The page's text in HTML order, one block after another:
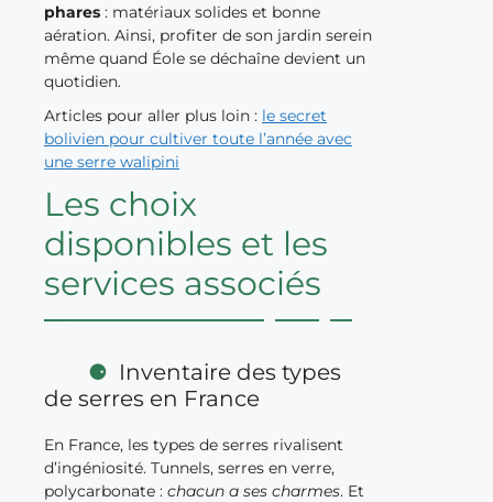
phares : matériaux solides et bonne
aération. Ainsi, profiter de son jardin serein
même quand Éole se déchaîne devient un
quotidien.
Articles pour aller plus loin : le secret
bolivien pour cultiver toute l’année avec
une serre walipini
Les choix
disponibles et les
services associés
Inventaire des types
de serres en France
En France, les types de serres rivalisent
d’ingéniosité. Tunnels, serres en verre,
polycarbonate : chacun a ses charmes. Et